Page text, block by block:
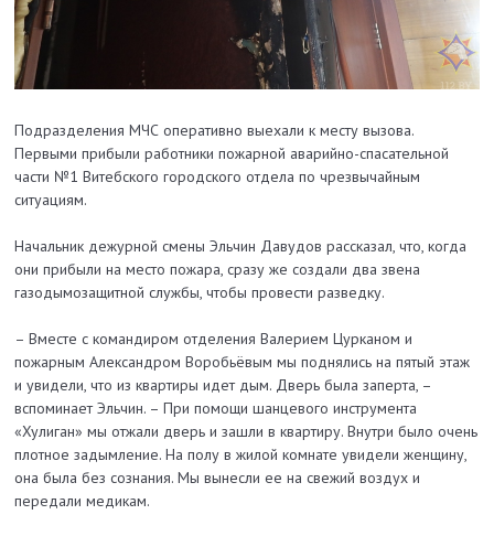
Подразделения МЧС оперативно выехали к месту вызова.
Первыми прибыли работники пожарной аварийно-спасательной
части №1 Витебского городского отдела по чрезвычайным
ситуациям.
Начальник дежурной смены Эльчин Давудов рассказал, что, когда
они прибыли на место пожара, сразу же создали два звена
газодымозащитной службы, чтобы провести разведку.
– Вместе с командиром отделения Валерием Цурканом и
пожарным Александром Воробьёвым мы поднялись на пятый этаж
и увидели, что из квартиры идет дым. Дверь была заперта, –
вспоминает Эльчин. – При помощи шанцевого инструмента
«Хулиган» мы отжали дверь и зашли в квартиру. Внутри было очень
плотное задымление. На полу в жилой комнате увидели женщину,
она была без сознания. Мы вынесли ее на свежий воздух и
передали медикам.